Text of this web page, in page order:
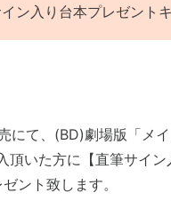
ン入り台本プレゼント
にて、(BD)劇場版「メ
いた方に【直筆サイ
ント致します。